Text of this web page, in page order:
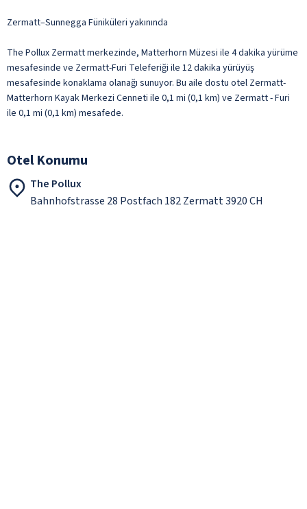
Zermatt–Sunnegga Füniküleri yakınında
The Pollux Zermatt merkezinde, Matterhorn Müzesi ile 4 dakika yürüme
mesafesinde ve Zermatt-Furi Teleferiği ile 12 dakika yürüyüş
mesafesinde konaklama olanağı sunuyor. Bu aile dostu otel Zermatt-
Matterhorn Kayak Merkezi Cenneti ile 0,1 mi (0,1 km) ve Zermatt - Furi
ile 0,1 mi (0,1 km) mesafede.
Otel Konumu
The Pollux
Bahnhofstrasse 28 Postfach 182 Zermatt 3920 CH